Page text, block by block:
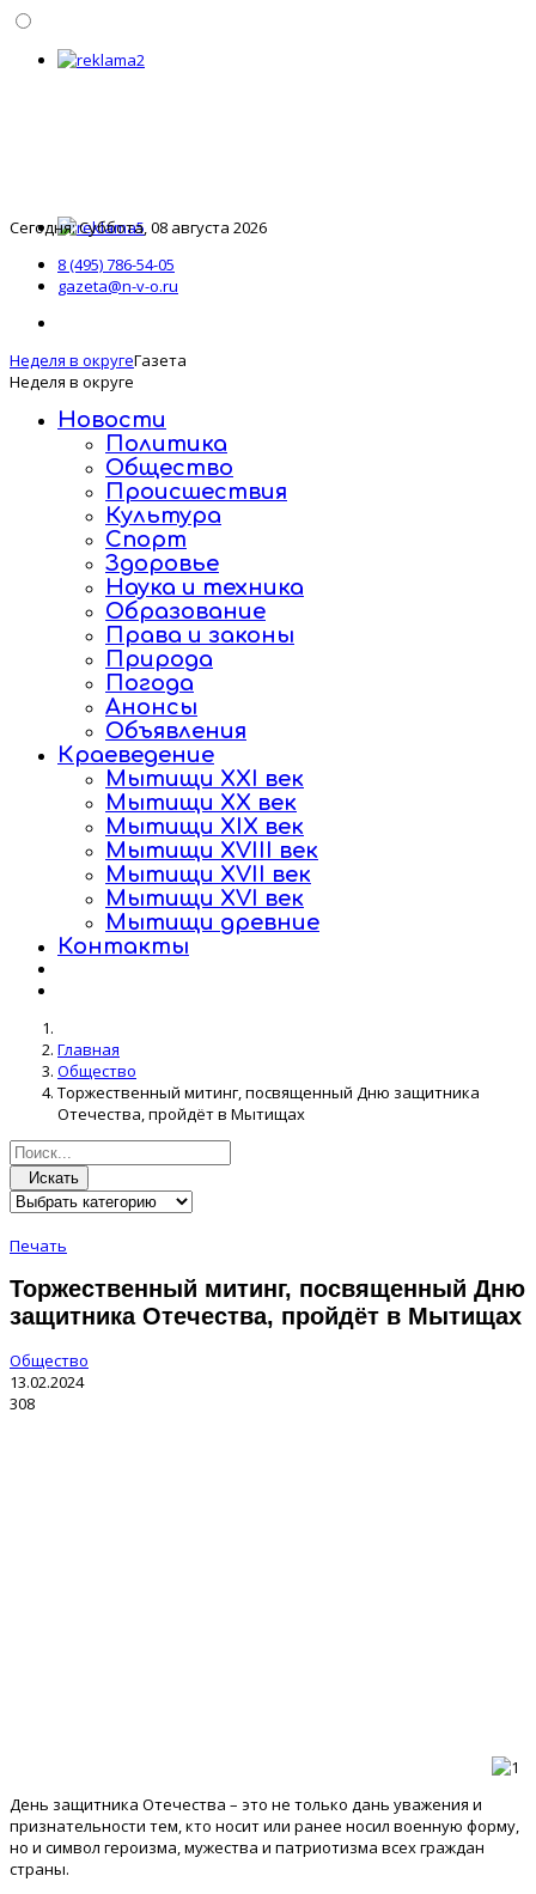
Сегодня: Суббота, 08 августа 2026
8 (495) 786-54-05
gazeta@n-v-o.ru
Неделя в округеГазета
Неделя в округе
Новости
Политика
Общество
Происшествия
Культура
Спорт
Здоровье
Наука и техника
Образование
Права и законы
Природа
Погода
Анонсы
Объявления
Краеведение
Мытищи XXI век
Мытищи XX век
Мытищи XIX век
Мытищи XVIII век
Мытищи XVII век
Мытищи XVI век
Мытищи древние
Контакты
Главная
Общество
Торжественный митинг, посвященный Дню защитника
Отечества, пройдёт в Мытищах
Искать
Печать
Торжественный митинг, посвященный Дню
защитника Отечества, пройдёт в Мытищах
Общество
13.02.2024
308
День защитника Отечества – это не только дань уважения и
признательности тем, кто носит или ранее носил военную форму,
но и символ героизма, мужества и патриотизма всех граждан
страны.